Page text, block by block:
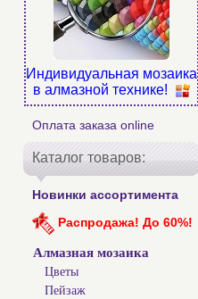
Индивидуальная мозаика
в алмазной технике!
Оплата заказа online
Каталог товаров:
Новинки ассортимента
Распродажа! До 60%!
Алмазная мозаика
Цветы
Пейзаж